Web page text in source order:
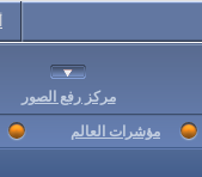
مركز رفع الصور
مؤشرات العالم